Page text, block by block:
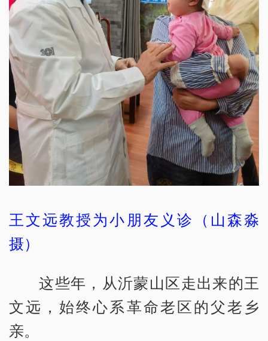
王文远教授为小朋友义诊（山森淼
摄）
这些年，从沂蒙山区走出来的王
文远，始终心系革命老区的父老乡
亲。